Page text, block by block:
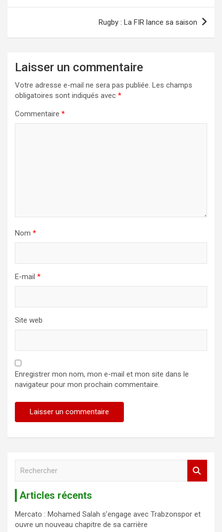
Rugby : La FIR lance sa saison
Laisser un commentaire
Votre adresse e-mail ne sera pas publiée. Les champs
obligatoires sont indiqués avec *
Commentaire *
Nom *
E-mail *
Site web
Enregistrer mon nom, mon e-mail et mon site dans le
navigateur pour mon prochain commentaire.
r
c
Articles récents
Mercato : Mohamed Salah s’engage avec Trabzonspor et
ouvre un nouveau chapitre de sa carrière